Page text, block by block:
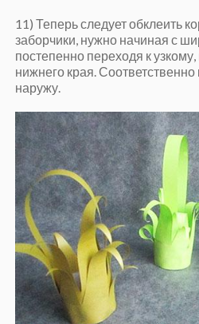
11) Теперь следует обклеить
заборчики, нужно начиная с
постепенно переходя к
нижнего края. Соответственно
наружу.